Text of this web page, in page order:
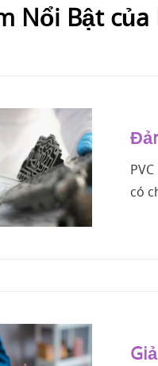
Nổi Bật của
có